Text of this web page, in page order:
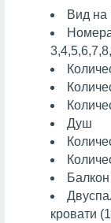
Вид на
Душ
Балкон
кровати